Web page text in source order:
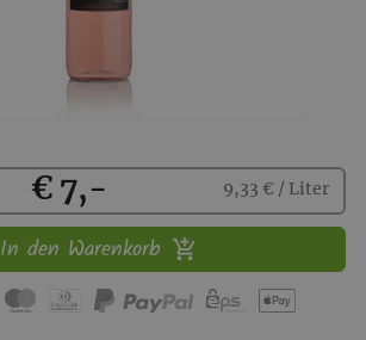
€ 7,- 9,33 € / Liter
In den Warenkorb